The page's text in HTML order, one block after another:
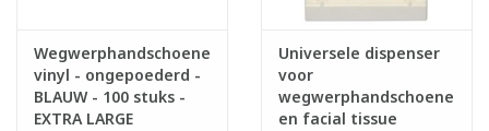
Wegwerphandschoenen
vinyl - ongepoederd -
BLAUW - 100 stuks -
EXTRA LARGE
Universele dispenser
voor
wegwerphandschoenen
en facial tissue